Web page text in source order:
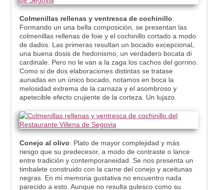
Colmenillas rellenas y ventresca de cochinillo:
Formando un una bella composición, se presentan las
colmenillas rellenas de foie y el cochinillo cortado a modo
de dados. Las primeras resultan un bocado excepcional,
una buena dosis de hedonismo, un verdadero bocata di
cardinale. Pero no le van a la zaga los cachos del gorrino.
Como si de dos elaboraciones distintas se tratase
aunadas en un único bocado, notamos en boca la
melosidad extrema de la carnaza y el asombroso y
apetecible efecto crujiente de la corteza. Un lujazo.
Conejo al olivo: Plato de mayor complejidad y más
riesgo que su predecesor, a modo de contraste o lance
entre tradición y contemporaneidad. Se nos presenta un
timbalete construido con la carne del conejo y aceitunas
negras. En mi memoria gustativa no encuentro nada
parecido a esto. Aunque no resulta gulesco como su